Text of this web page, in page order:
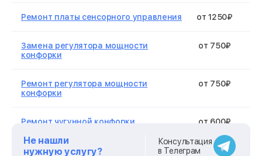
Ремонт платы сенсорного управления от 1250₽
Замена регулятора мощности
конфорки
от 750₽
Ремонт регулятора мощности
конфорки
от 750₽
Ремонт чугунной конфорки от 600₽
Ремонт электропроводки от 750₽
Не нашли
нужную услугу?
Консультация
в Телеграм